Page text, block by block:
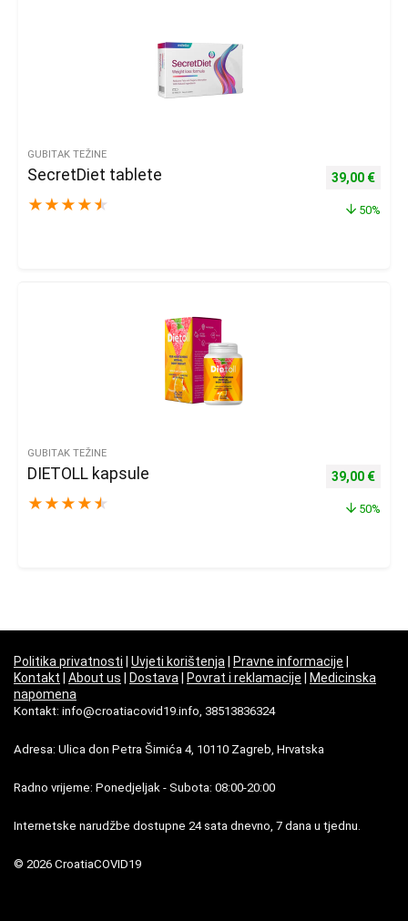
GUBITAK TEŽINE
SecretDiet tablete
★ ★ ★ ★ ★
Izvorna
39,00 €
50%
GUBITAK TEŽINE
DIETOLL kapsule
★ ★ ★ ★ ★
Izvorna
39,00 €
50%
Politika privatnosti | Uvjeti korištenja | Pravne informacije |
Kontakt | About us | Dostava | Povrat i reklamacije | Medicinska
napomena
Kontakt: info@croatiacovid19.info, 38513836324
Adresa: Ulica don Petra Šimića 4, 10110 Zagreb, Hrvatska
Radno vrijeme: Ponedjeljak - Subota: 08:00-20:00
Internetske narudžbe dostupne 24 sata dnevno, 7 dana u tjednu.
© 2026 CroatiaCOVID19